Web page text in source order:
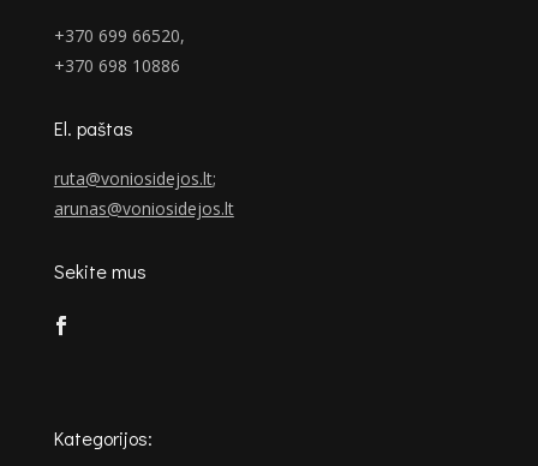
+370 699 66520,
+370 698 10886
El. paštas
ruta@voniosidejos.lt;
arunas@voniosidejos.lt
Sekite mus
Kategorijos: